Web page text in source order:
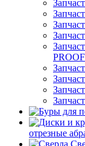
PROOF
отрезные